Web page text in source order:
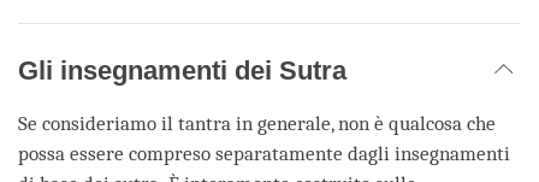
Gli insegnamenti dei Sutra
Se consideriamo il tantra in generale, non è qualcosa che
possa essere compreso separatamente dagli insegnamenti